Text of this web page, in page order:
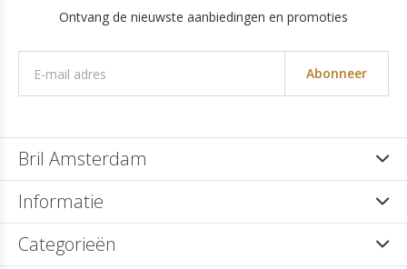
Ontvang de nieuwste aanbiedingen en promoties
Abonneer
Bril Amsterdam
Informatie
Categorieën